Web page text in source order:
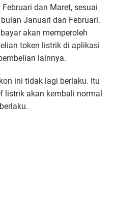
dan Maret, sesuai
Januari dan Februari.
akan memperoleh
token listrik di aplikasi
lainnya.
ini tidak lagi berlaku. Itu
listrik akan kembali normal